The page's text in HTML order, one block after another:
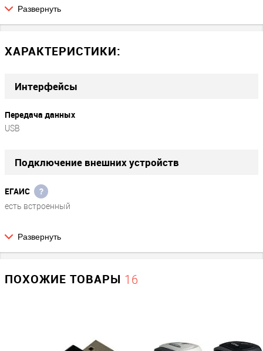
расстояния до 20 сантиметров. Имеются звуковая и световая
Развернуть
ХАРАКТЕРИСТИКИ:
Интерфейсы
Передача данных
USB
Подключение внешних устройств
ЕГАИС ?
есть встроенный
Экран
Нет
1D/2D (для ЕГАИС)
Развернуть
ПОХОЖИЕ ТОВАРЫ 16